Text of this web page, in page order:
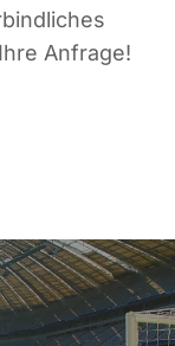
Anfrage!